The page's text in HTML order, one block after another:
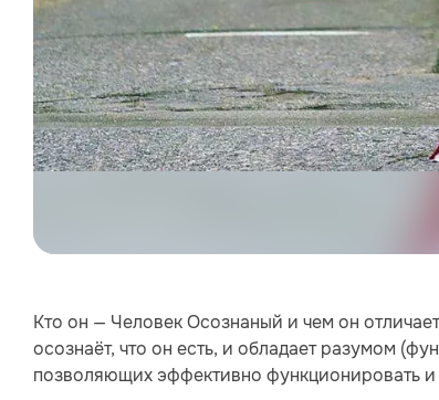
Кто он — Человек Осознаный и чем он
осознаёт, что он есть, и обладает разумом
позволяющих эффективно функционировать и